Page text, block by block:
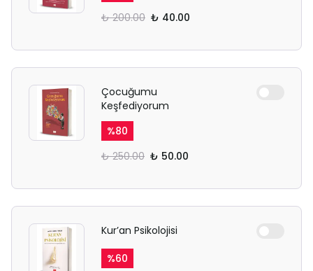
₺ 200.00 ₺ 40.00
Çocuğumu
Keşfediyorum
%80
₺ 250.00 ₺ 50.00
Kur’an Psikolojisi
%60